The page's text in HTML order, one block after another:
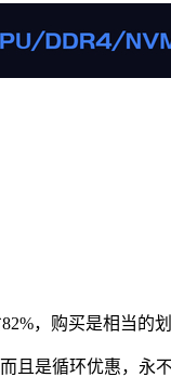
，购买是相当的划
且是循环优惠，永不